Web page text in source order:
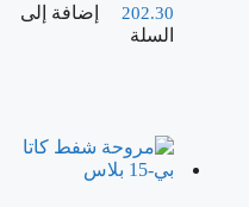
202.30
إضافة إلى
السلة